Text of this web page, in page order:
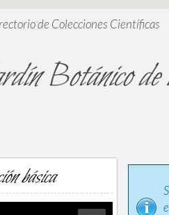
de Colecciones Científicas
Botánico
básica